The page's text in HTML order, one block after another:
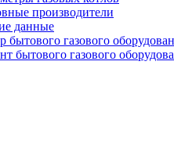
производители
данные
бытового газового
бытового газового